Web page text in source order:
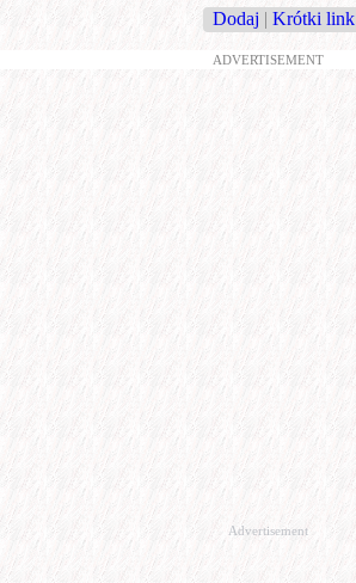
Dodaj | Krótki link
ADVERTISEMENT
Advertisement